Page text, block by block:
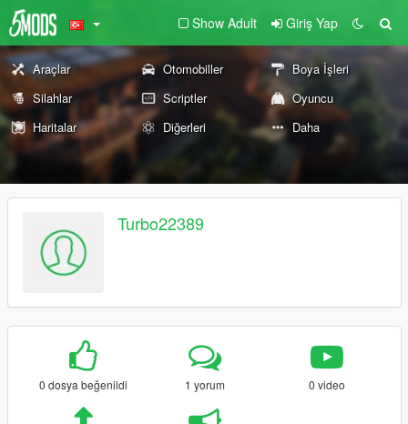
Show Adult Giriş Yap
Araçlar Otomobiller
Boya İşleri
Silahlar
Scriptler
Oyuncu
Haritalar
Diğerleri Daha
Turbo22389
0 dosya beğenildi 1 yorum 0 video